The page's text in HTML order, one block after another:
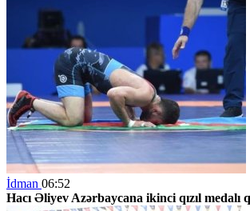
İdman 06:52
Hacı Əliyev Azərbaycana ikinci qızıl medalı